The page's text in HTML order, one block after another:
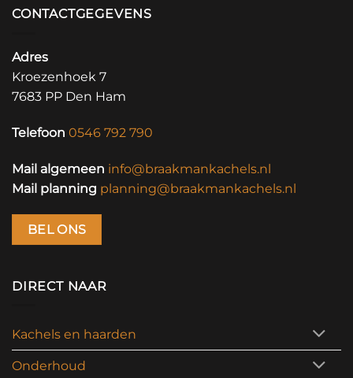
CONTACTGEGEVENS
Adres
Kroezenhoek 7
7683 PP Den Ham
Telefoon 0546 792 790
Mail algemeen info@braakmankachels.nl
Mail planning planning@braakmankachels.nl
BEL ONS
DIRECT NAAR
Kachels en haarden
Onderhoud